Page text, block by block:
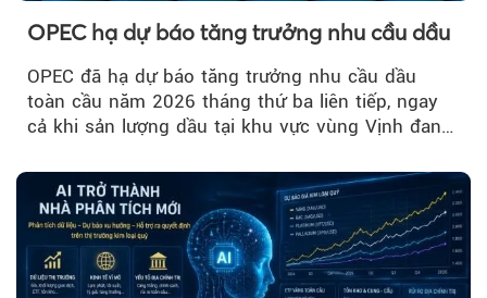
OPEC hạ dự báo tăng trưởng nhu cầu dầu
OPEC đã hạ dự báo tăng trưởng nhu cầu dầu
toàn cầu năm 2026 tháng thứ ba liên tiếp, ngay
cả khi sản lượng dầu tại khu vực vùng Vịnh đang